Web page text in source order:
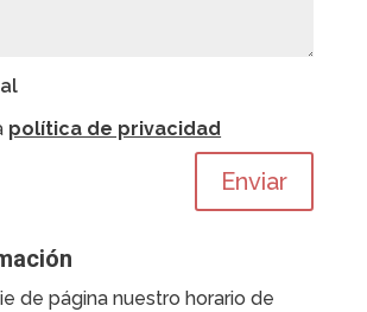
política de privacidad
Enviar
de página nuestro horario de